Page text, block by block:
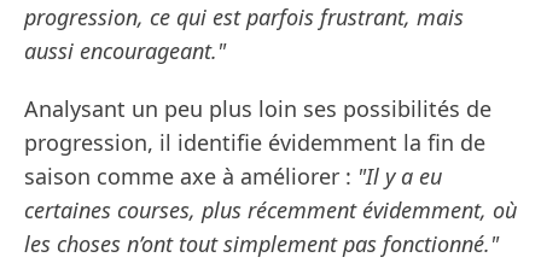
progression, ce qui est parfois frustrant, mais
aussi encourageant."
Analysant un peu plus loin ses possibilités de
progression, il identifie évidemment la fin de
saison comme axe à améliorer : "Il y a eu
certaines courses, plus récemment évidemment, où
les choses n’ont tout simplement pas fonctionné."